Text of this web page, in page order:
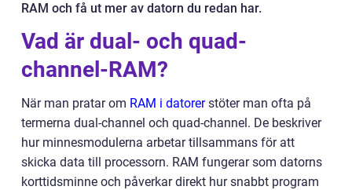
RAM och få ut mer av datorn du redan har.
Vad är dual- och quad-
channel-RAM?
När man pratar om RAM i datorerstöter man ofta på
termerna dual-channel och quad-channel. De beskriver
hur minnesmodulerna arbetar tillsammans för att
skicka data till processorn. RAM fungerar som datorns
korttidsminne och påverkar direkt hur snabbt program